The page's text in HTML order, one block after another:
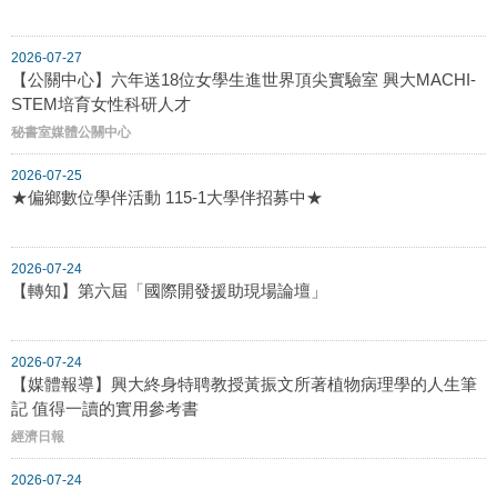
2026-07-27
【公關中心】六年送18位女學生進世界頂尖實驗室 興大MACHI-
STEM培育女性科研人才
秘書室媒體公關中心
2026-07-25
★偏鄉數位學伴活動 115-1大學伴招募中★
2026-07-24
【轉知】第六屆「國際開發援助現場論壇」
2026-07-24
【媒體報導】興大終身特聘教授黃振文所著植物病理學的人生筆
記 值得一讀的實用參考書
經濟日報
2026-07-24